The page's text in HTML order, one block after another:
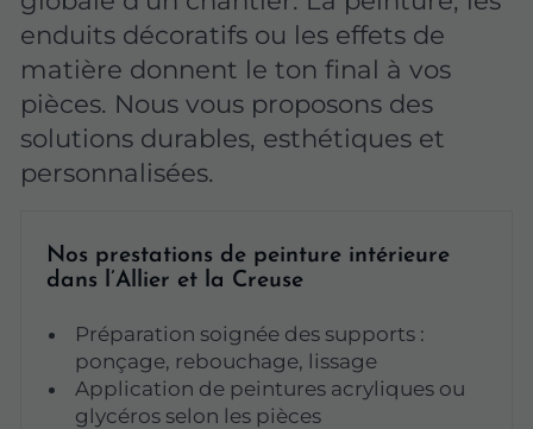
enduits décoratifs ou les effets de
matière donnent le ton final à vos
pièces. Nous vous proposons des
solutions durables, esthétiques et
personnalisées.
Nos prestations de peinture intérieure
dans l’Allier et la Creuse
Préparation soignée des supports :
ponçage, rebouchage, lissage
Application de peintures acryliques ou
glycéros selon les pièces